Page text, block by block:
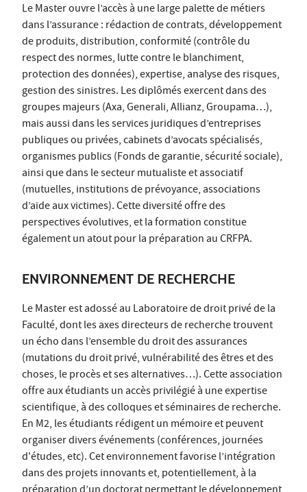
Le Master ouvre l’accès à une large palette de métiers
dans l’assurance : rédaction de contrats, développement
de produits, distribution, conformité (contrôle du
respect des normes, lutte contre le blanchiment,
protection des données), expertise, analyse des risques,
gestion des sinistres. Les diplômés exercent dans des
groupes majeurs (Axa, Generali, Allianz, Groupama…),
mais aussi dans les services juridiques d’entreprises
publiques ou privées, cabinets d’avocats spécialisés,
organismes publics (Fonds de garantie, sécurité sociale),
ainsi que dans le secteur mutualiste et associatif
(mutuelles, institutions de prévoyance, associations
d’aide aux victimes). Cette diversité offre des
perspectives évolutives, et la formation constitue
également un atout pour la préparation au CRFPA.
ENVIRONNEMENT DE RECHERCHE
Le Master est adossé au Laboratoire de droit privé de la
Faculté, dont les axes directeurs de recherche trouvent
un écho dans l’ensemble du droit des assurances
(mutations du droit privé, vulnérabilité des êtres et des
choses, le procès et ses alternatives…). Cette association
offre aux étudiants un accès privilégié à une expertise
scientifique, à des colloques et séminaires de recherche.
En M2, les étudiants rédigent un mémoire et peuvent
organiser divers événements (conférences, journées
d'études, etc). Cet environnement favorise l’intégration
dans des projets innovants et, potentiellement, à la